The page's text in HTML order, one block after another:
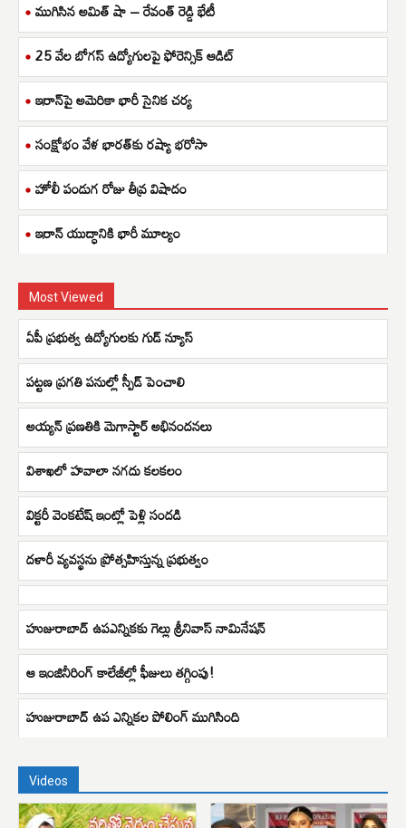
ముగిసిన అమిత్ షా – రేవంత్ రెడ్డి భేటీ
25 వేల బోగస్ ఉద్యోగులపై ఫోరెన్సిక్ ఆడిట్
ఇరాన్‌పై అమెరికా భారీ సైనిక చర్య
సంక్షోభం వేళ భారత్‌కు రష్యా భరోసా
హోలీ పండుగ రోజు తీవ్ర విషాదం
ఇరాన్ యుద్ధానికి భారీ మూల్యం
Most Viewed
ఏపీ ప్రభుత్వ ఉద్యోగులకు గుడ్ న్యూస్
పట్టణ ప్రగతి పనుల్లో స్పీడ్ పెంచాలి
అయ్యన్ ప్రణతికి మెగాస్టార్ అభినందనలు
విశాఖలో హవాలా నగదు కలకలం
విక్టరీ వెంకటేష్ ఇంట్లో పెళ్లి సందడి
దళారీ వ్యవస్థను ప్రోత్సహిస్తున్న ప్రభుత్వం
హుజురాబాద్ ఉపఎన్నికకు గెల్లు శ్రీనివాస్ నామినేషన్
ఆ ఇంజినీరింగ్‌ కాలేజీల్లో ఫీజులు తగ్గింపు!
హుజురాబాద్ ఉప ఎన్నికల పోలింగ్ ముగిసింది
Videos